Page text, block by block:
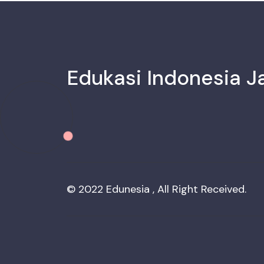
Edukasi Indonesia
© 2022 Edunesia , All Right Received.